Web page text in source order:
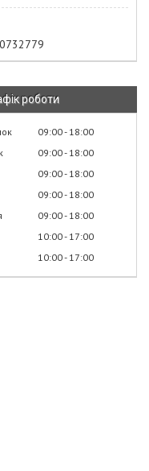
роботи
09:00 18:00
09:00 18:00
09:00 18:00
09:00 18:00
09:00 18:00
10:00 17:00
10:00 17:00